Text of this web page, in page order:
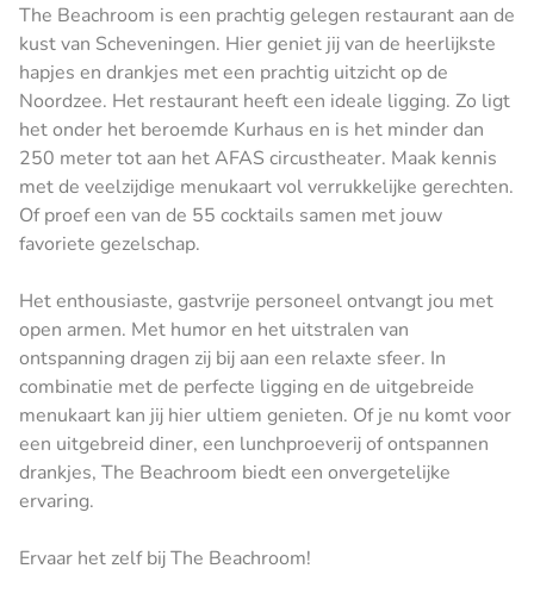
The Beachroom is een prachtig gelegen restaurant aan de
kust van Scheveningen. Hier geniet jij van de heerlijkste
hapjes en drankjes met een prachtig uitzicht op de
Noordzee. Het restaurant heeft een ideale ligging. Zo ligt
het onder het beroemde Kurhaus en is het minder dan
250 meter tot aan het AFAS circustheater. Maak kennis
met de veelzijdige menukaart vol verrukkelijke gerechten.
Of proef een van de 55 cocktails samen met jouw
favoriete gezelschap.
Het enthousiaste, gastvrije personeel ontvangt jou met
open armen. Met humor en het uitstralen van
ontspanning dragen zij bij aan een relaxte sfeer. In
combinatie met de perfecte ligging en de uitgebreide
menukaart kan jij hier ultiem genieten. Of je nu komt voor
een uitgebreid diner, een lunchproeverij of ontspannen
drankjes, The Beachroom biedt een onvergetelijke
ervaring.
Ervaar het zelf bij The Beachroom!